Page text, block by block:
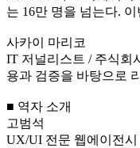
는 16만 명을 넘는다.
사카이 마리코
IT 저널리스트 / 주식회
용과 검증을 바탕으로
■ 역자 소개
고범석
UX/UI 전문 웹에이전